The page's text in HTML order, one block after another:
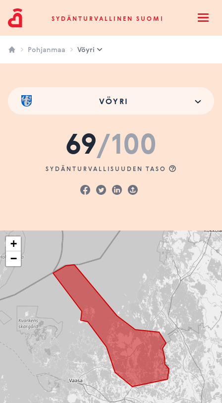
Sydänturvallinen SuomiSYDÄNTURVALLINEN SUOMI
Pohjanmaa Vöyri
VÖYRI
69/100
SYDÄNTURVALLISUUDEN TASO
+
−